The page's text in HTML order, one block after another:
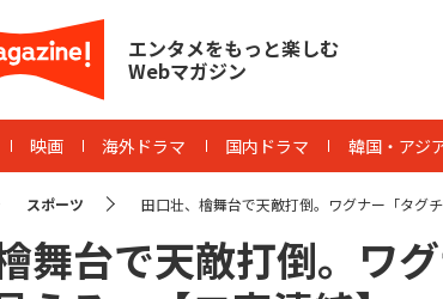
エンタメをもっと楽しむ
Webマガジン
映画 海外ドラマ 国内ドラマ 韓国・アジ
スポーツ 田口壮、檜舞台で天敵打倒。ワグナー「タグ
舞台で天敵打倒。ワ